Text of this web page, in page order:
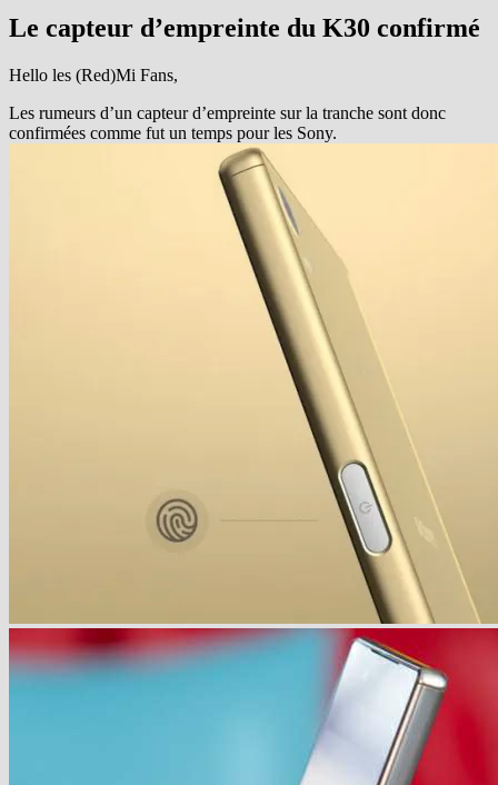
Le capteur d’empreinte du K30 confirmé
Hello les (Red)Mi Fans,
Les rumeurs d’un capteur d’empreinte sur la tranche sont donc
confirmées comme fut un temps pour les Sony.